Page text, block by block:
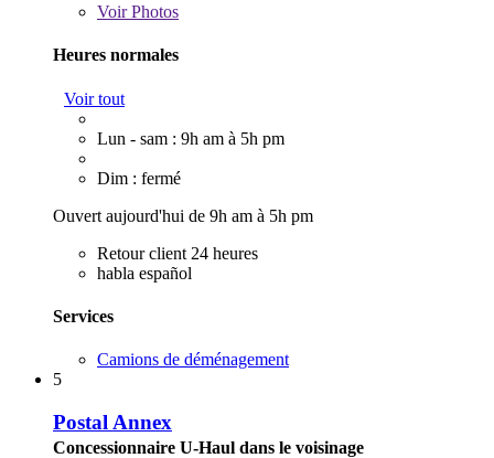
VoirPhotos
Heures normales
Voir tout
Lun - sam : 9h am à 5h pm
Dim : fermé
Ouvert aujourd'hui de 9h am à 5h pm
Retour client 24 heures
habla español
Services
Camions de déménagement
5
Postal Annex
Concessionnaire U-Haul dans le voisinage